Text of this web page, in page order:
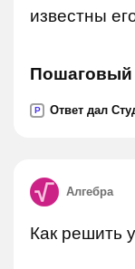
известны
Пошаговый
P Ответ дал
Алгебра
Как решить